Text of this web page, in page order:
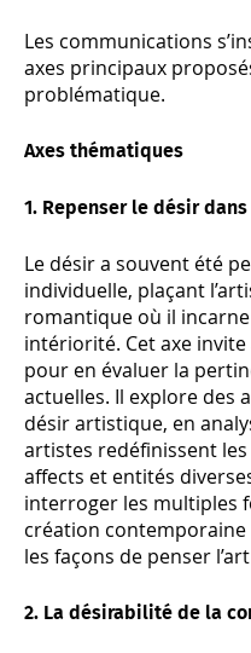
Les communications
axes principaux
problématique.
Axes thématiques
1. Repenser le désir dans
Le désir a souvent été
individuelle, plaçant
romantique où il
intériorité. Cet axe
pour en évaluer la
actuelles. Il explore des
désir artistique, en
artistes redéfinissent
affects et entités
interroger les multiples
création
les façons de penser
2. La désirabilité de la